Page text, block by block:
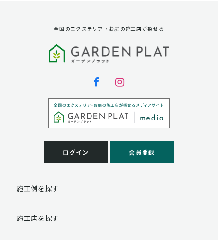
第三者への提供
弊社は法律で定められている場合を除いて、お客様の個
個人情報の取扱い業務の委託
弊社は事業運営上、お客様により良いサービスを提供す
るために業務の一部を外部に委託しており、業務委託先
客様には、貴殿の個人情報の利用目的の通知、開示、訂
理・機密保持などによりお客様の個人情報の漏洩防止に
個人情報提出の任意性
全国のエクステリア・お庭の施工店が探せる
ログイン 会員登録
施工例を探す
施工店を探す